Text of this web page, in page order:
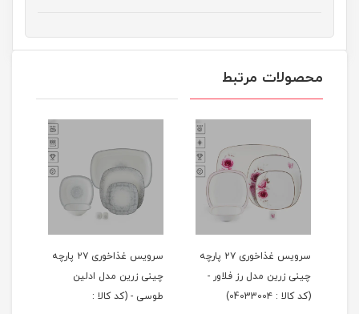
محصولات مرتبط
سرویس غذاخوری ۲۷ پارچه
چینی زرین مدل رز فلاور -
(کد کالا : 0403300۴)
سرویس غذاخوری ۲۷ پارچه
چینی زرین مدل ادلین
طوسی - (کد کالا :